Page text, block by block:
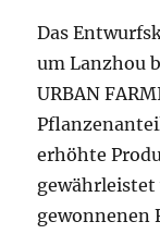
Das
um Lanzhou
URBAN
erhöhte
gewährleistet
gewonnenen